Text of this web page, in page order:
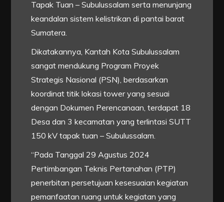
Tapak Tuan – Subulussalam serta menunjang
keandalan sistem kelistrikan di pantai barat
Sumatera.
Dikatakannya, Kantah Kota Subulussalam
sangat mendukung Program Proyek
Strategis Nasional (PSN), berdasarkan
koordinat titik lokasi tower yang sesuai
dengan Dokumen Perencanaan, terdapat 18
Desa dan 3 kecamatan yang terlintasi SUTT
150 kV tapak tuan – Subulussalam.
“Pada Tanggal 29 Agustus 2024
Pertimbangan Teknis Pertanahan (PTP)
penerbitan persetujuan kesesuaian kegiatan
pemanfaatan ruang untuk kegiatan yang